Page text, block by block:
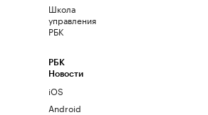
Школа
управления
РБК
РБК
Новости
iOS
Android